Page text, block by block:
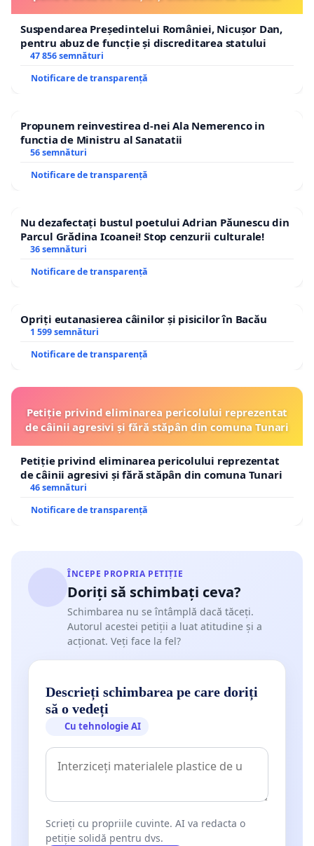
Suspendarea Președintelui României, Nicușor Dan,
pentru abuz de funcție și discreditarea statului
47 856 semnături
Notificare de transparență
Propunem reinvestirea d-nei Ala Nemerenco in
functia de Ministru al Sanatatii
56 semnături
Notificare de transparență
Nu dezafectați bustul poetului Adrian Păunescu din
Parcul Grădina Icoanei! Stop cenzurii culturale!
36 semnături
Notificare de transparență
Opriți eutanasierea câinilor și pisicilor în Bacău
1 599 semnături
Notificare de transparență
Petiție privind eliminarea pericolului reprezentat
de câinii agresivi și fără stăpân din comuna Tunari
Petiție privind eliminarea pericolului reprezentat
de câinii agresivi și fără stăpân din comuna Tunari
46 semnături
Notificare de transparență
ÎNCEPE PROPRIA PETIȚIE
Doriți să schimbați ceva?
Schimbarea nu se întâmplă dacă tăceți.
Autorul acestei petiții a luat atitudine și a
acționat. Veți face la fel?
Descrieți schimbarea pe care doriți
să o vedeți
Cu tehnologie AI
Scrieți cu propriile cuvinte. AI va redacta o
petiție solidă pentru dvs.